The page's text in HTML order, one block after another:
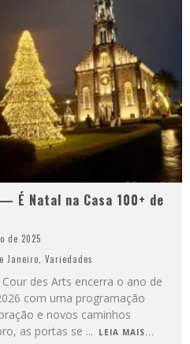
É Natal na Casa 100+ de
de 2025
Janeiro, Variedades
des Arts encerra o ano de
com uma programação
e novos caminhos
as portas se ... LEIA MAIS...